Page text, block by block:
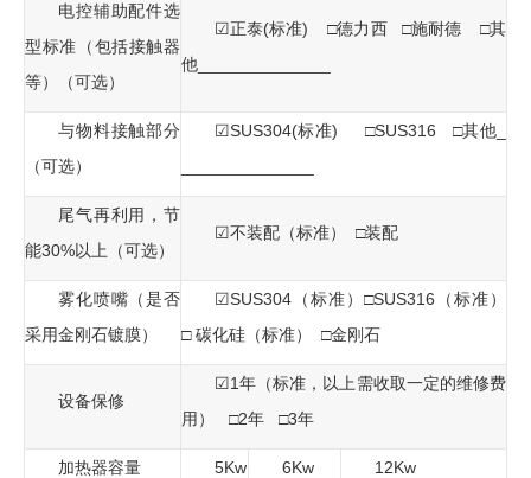
电控辅助配件选
型标准（包括接触器
等）（可选）
☑正泰(标准) □德力西 □施耐德 □其
他______________
与物料接触部分
（可选）
☑SUS304(标准) □SUS316 □其他_
尾气再利用，节
能30%以上（可选）
☑不装配（标准） □装配
雾化喷嘴（是否
采用金刚石镀膜）
☑SUS304（标准）□SUS316（标准）
□ 碳化硅（标准） □金刚石
设备保修
☑1年（标准，以上需收取一定的维修费
用） □2年 □3年
加热器容量 5Kw 6Kw 12Kw